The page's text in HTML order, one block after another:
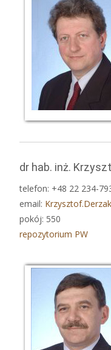
dr hab. inż.
telefon: +48 22 234-
email:
pokój: 550
repozytorium PW